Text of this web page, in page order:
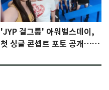
'JYP 걸그룹' 아워벌스데이,
첫 싱글 콘셉트 포토 공개…청